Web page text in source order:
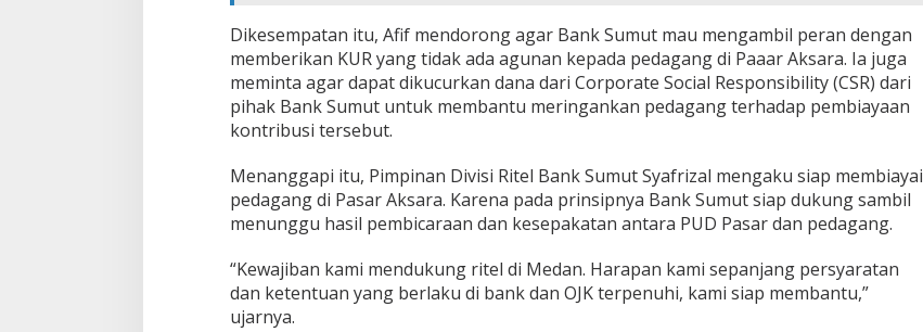
a
r
a
D
i
t
u
n
k
n
1
5
P
Dikesempatan itu, Afif mendorong agar Bank Sumut mau mengambil peran dengan
memberikan KUR yang tidak ada agunan kepada pedagang di Paaar Aksara. Ia juga
meminta agar dapat dikucurkan dana dari Corporate Social Responsibility (CSR) dari
pihak Bank Sumut untuk membantu meringankan pedagang terhadap pembiayaan
kontribusi tersebut.
Menanggapi itu, Pimpinan Divisi Ritel Bank Sumut Syafrizal mengaku siap membiayai
pedagang di Pasar Aksara. Karena pada prinsipnya Bank Sumut siap dukung sambil
menunggu hasil pembicaraan dan kesepakatan antara PUD Pasar dan pedagang.
“Kewajiban kami mendukung ritel di Medan. Harapan kami sepanjang persyaratan
dan ketentuan yang berlaku di bank dan OJK terpenuhi, kami siap membantu,”
ujarnya.